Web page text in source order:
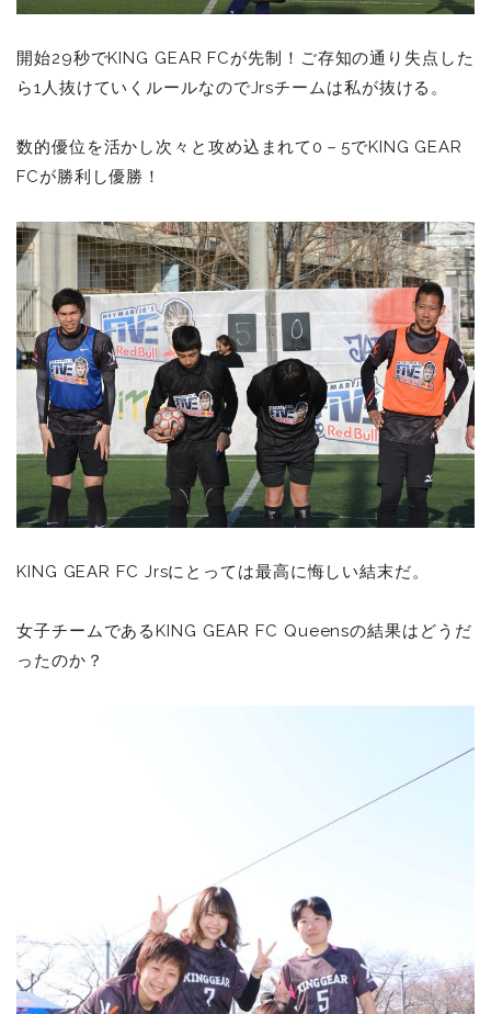
開始29秒でKING GEAR FCが先制！ご存知の通り失点した
ら1人抜けていくルールなのでJrsチームは私が抜ける。
数的優位を活かし次々と攻め込まれて0－5でKING GEAR
FCが勝利し優勝！
KING GEAR FC Jrsにとっては最高に悔しい結末だ。
女子チームであるKING GEAR FC Queensの結果はどうだ
ったのか？